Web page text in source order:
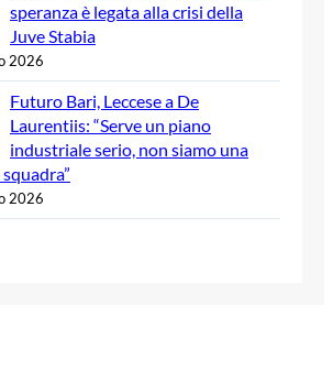
speranza è legata alla crisi della
Juve Stabia
2026
Futuro Bari, Leccese a De
Laurentiis: “Serve un piano
industriale serio, non siamo una
2026